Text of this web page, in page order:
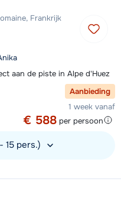
Frankrijk
aan de piste in Alpe d'Huez
Aanbieding
1 week vanaf
€ 588 per persoon
15 pers.)